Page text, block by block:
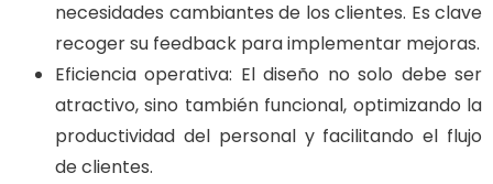
necesidades cambiantes de los clientes. Es clave
recoger su feedback para implementar mejoras.
Eficiencia operativa: El diseño no solo debe ser
atractivo, sino también funcional, optimizando la
productividad del personal y facilitando el flujo
de clientes.